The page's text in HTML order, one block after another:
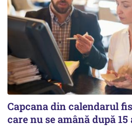
Capcana din calendarul
care nu se amână după 15